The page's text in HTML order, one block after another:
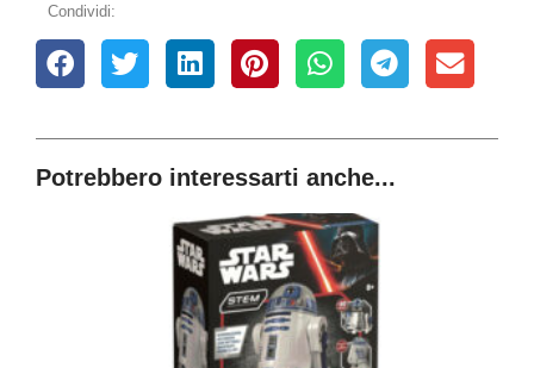
Condividi:
Potrebbero interessarti anche...